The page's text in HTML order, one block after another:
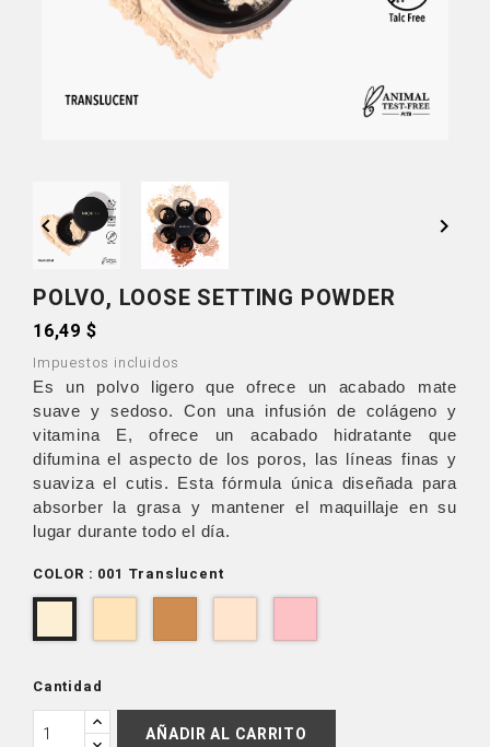
 
POLVO, LOOSE SETTING POWDER
16,49 $
Impuestos incluidos
Es un polvo ligero que ofrece un acabado mate
suave y sedoso. Con una infusión de colágeno y
vitamina E, ofrece un acabado hidratante que
difumina el aspecto de los poros, las líneas finas y
suaviza el cutis. Esta fórmula única diseñada para
absorber la grasa y mantener el maquillaje en su
lugar durante todo el día.
COLOR : 001 Translucent
TranslucentBananaDeep
Light
-
Cantidad
AÑADIR AL CARRITO